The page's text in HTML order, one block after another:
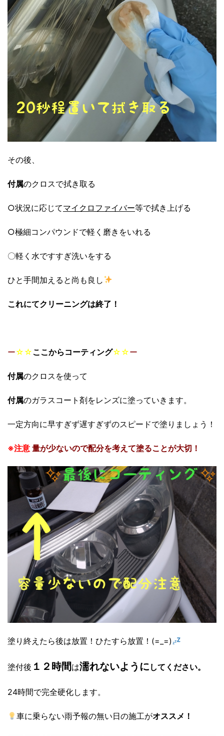
その後、
付属のクロスで拭き取る
○状況に応じてマイクロファイバー等で拭き上げる
○極細コンパウンドで軽く磨きをいれる
〇軽く水ですすぎ洗いをする
ひと手間加えると尚も良し
これにてクリーニングは終了！
ー☆☆ここからコーティング☆☆ー
付属のクロスを使って
付属のガラスコート剤をレンズに塗っていきます。
一定方向に早すぎず遅すぎずのスピードで塗りましょう！
※注意 量が少ないので配分を考えて塗ることが大切！
塗り終えたら後は放置！ひたすら放置！(=_=)
塗付後 １２時間 は濡れないように してください。
24時間で完全硬化します。
車に乗らない雨予報の無い日の施工がオススメ！